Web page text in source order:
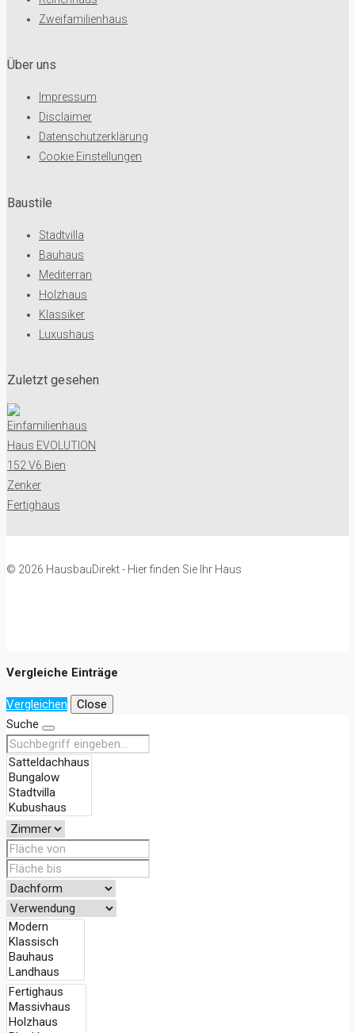
Zweifamilienhaus
Baustile
Stadtvilla
Bauhaus
Mediterran
Holzhaus
Klassiker
Luxushaus
Über uns
Impressum
Disclaimer
Datenschutzerklärung
Cookie Einstellungen
Zuletzt gesehen
© 2026 HausbauDirekt - Hier finden Sie Ihr Haus
Vergleiche Einträge
Vergleichen
Close
Suche